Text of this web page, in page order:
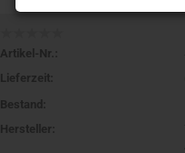
Artikel-Nr.:
Lieferzeit:
Bestand:
Hersteller: